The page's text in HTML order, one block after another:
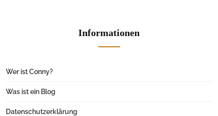
Informationen
Wer ist Conny?
Was ist ein Blog
Datenschutzerklärung